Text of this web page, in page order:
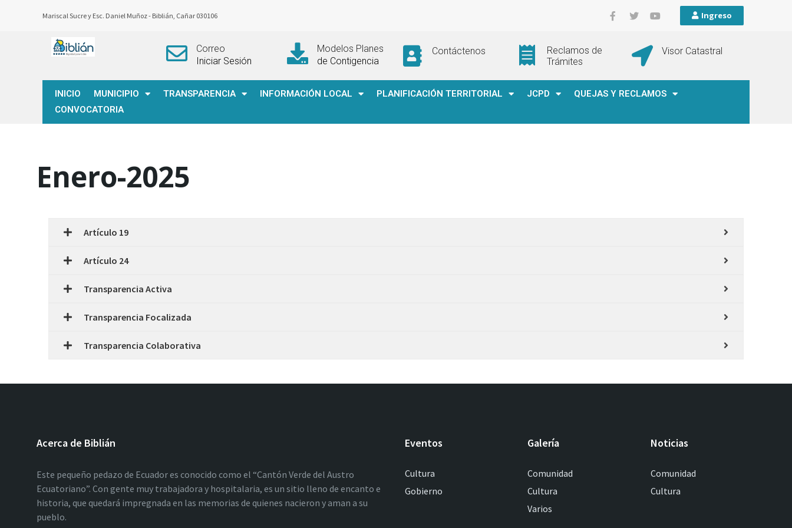
Mariscal Sucre y Esc. Daniel Muñoz - Biblián, Cañar 030106 Ingreso
Correo
Iniciar Sesión
Modelos Planes
de Contigencia
Contáctenos
Reclamos de
Trámites
Visor Catastral
INICIO MUNICIPIO TRANSPARENCIA INFORMACIÓN LOCAL PLANIFICACIÓN TERRITORIAL JCPD
QUEJAS Y RECLAMOS
CONVOCATORIA
Enero-2025
Artículo 19
Artículo 24
Transparencia Activa
Transparencia Focalizada
Transparencia Colaborativa
Acerca de Biblián
Este pequeño pedazo de Ecuador es conocido como el “Cantón Verde del Austro
Ecuatoriano”. Con gente muy trabajadora y hospitalaria, es un sitio lleno de encanto e
historia, que quedará impregnada en las memorias de quienes nacieron y aman a su
pueblo.
Eventos
Cultura
Gobierno
Galería
Comunidad
Cultura
Varios
Noticias
Comunidad
Cultura